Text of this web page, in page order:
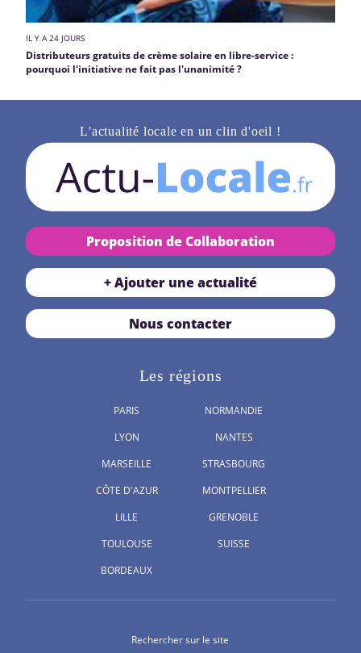
IL Y A 24 JOURS
Distributeurs gratuits de crème solaire en libre-service :
pourquoi l'initiative ne fait pas l'unanimité ?
L'actualité locale en un clin d'oeil !
Proposition de Collaboration
+ Ajouter une actualité
Nous contacter
Les régions
PARIS
LYON
MARSEILLE
CÔTE D'AZUR
LILLE
TOULOUSE
BORDEAUX
NORMANDIE
NANTES
STRASBOURG
MONTPELLIER
GRENOBLE
SUISSE
Rechercher sur le site